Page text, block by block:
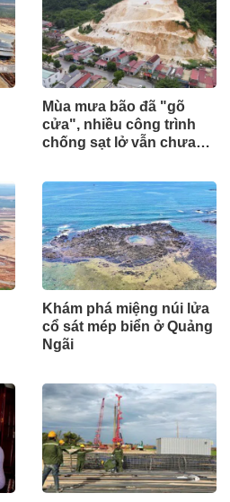
Mùa mưa bão đã "gõ
cửa", nhiều công trình
chống sạt lở vẫn chưa
Khám phá miệng núi lửa
cổ sát mép biển ở Quảng
Ngãi